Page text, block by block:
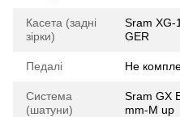
Касета (задні
зірки)
Sram XG-
GER
Педалі Не
Система
(шатуни)
Sram GX
mm-M up